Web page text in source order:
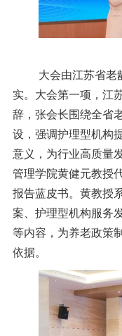
大会由江苏省老
实。 大会第一项， 江
辞， 张会长围绕全省
设，强调护理型机构
意义，为行业高质量
管理学院黄健元教授
报告蓝皮书。黄教授
案、护理型机构服务
等内容 ，为养老政策
依据。